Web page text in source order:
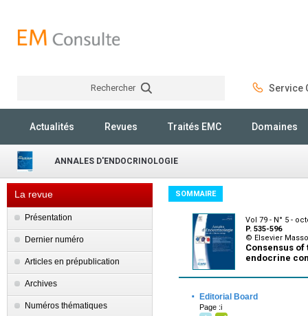
Rechercher Service
Actualités Revues Traités EMC Domaines
ANNALES D'ENDOCRINOLOGIE
La revue
Présentation
Dernier numéro
Articles en prépublication
Archives
Numéros thématiques
SOMMAIRE
Vol 79 - N° 5 -
P. 535-596
© Elsevier
Consensus of
endocrine
· Editorial Board
Page :i